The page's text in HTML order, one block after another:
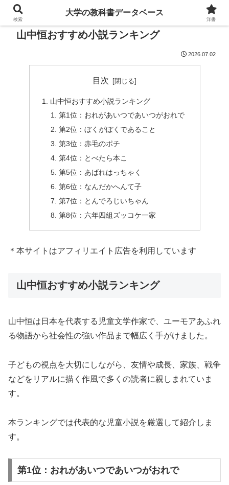
山中恒おすすめ小説ランキング
2026.07.02
目次
山中恒おすすめ小説ランキング
第1位：おれがあいつであいつがおれで
第2位：ぼくがぼくであること
第3位：赤毛のポチ
第4位：とべたら本こ
第5位：あばれはっちゃく
第6位：なんだかへんて子
第7位：とんでろじいちゃん
第8位：六年四組ズッコケ一家
＊本サイトはアフィリエイト広告を利用しています
山中恒おすすめ小説ランキング
山中恒は日本を代表する児童文学作家で、ユーモアあふれ
る物語から社会性の強い作品まで幅広く手がけました。
子どもの視点を大切にしながら、友情や成長、家族、戦争
などをリアルに描く作風で多くの読者に親しまれていま
す。
本ランキングでは代表的な児童小説を厳選して紹介しま
す。
第1位：おれがあいつであいつがおれで
検索
大学の教科書データベース
洋書